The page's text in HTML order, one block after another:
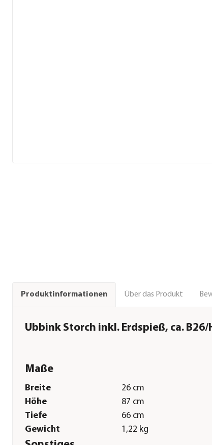
Produktinformationen Über das Produkt
Ubbink Storch inkl. Erdspieß, ca. B26/
Maße
Breite
26 cm
Höhe
87 cm
Tiefe
66 cm
Gewicht
1,22 kg